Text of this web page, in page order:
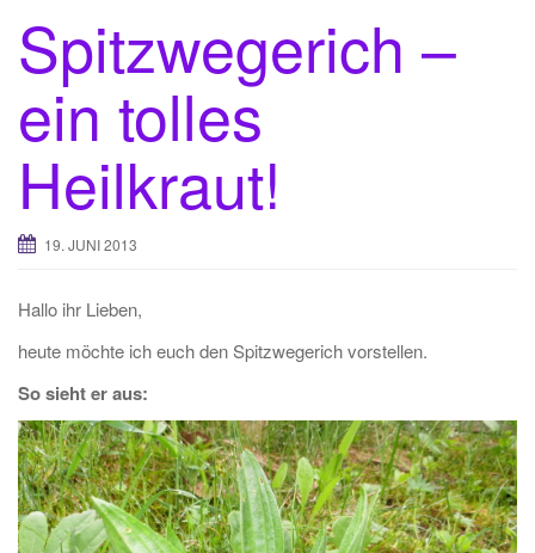
Spitzwegerich –
ein tolles
Heilkraut!
19. JUNI 2013
Hallo ihr Lieben,
heute möchte ich euch den Spitzwegerich vorstellen.
So sieht er aus: